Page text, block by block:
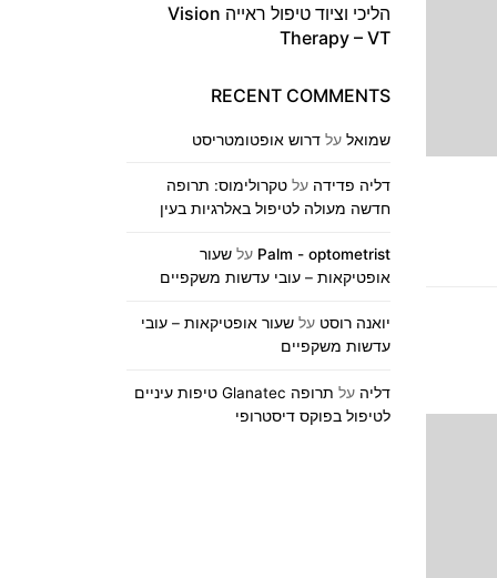
הליכי וציוד טיפול ראייה Vision
Therapy – VT
RECENT COMMENTS
שמואל על דרוש אופטומטריסט
דליה פדידה על טקרולימוס: תרופה
חדשה מעולה לטיפול באלרגיות בעין
Palm - optometrist על שעור
אופטיקאות – עובי עדשות משקפיים
יואנה רוסט על שעור אופטיקאות – עובי
עדשות משקפיים
דליה על
תרופה Glanatec טיפות עיניים
לטיפול בפוקס דיסטרופי